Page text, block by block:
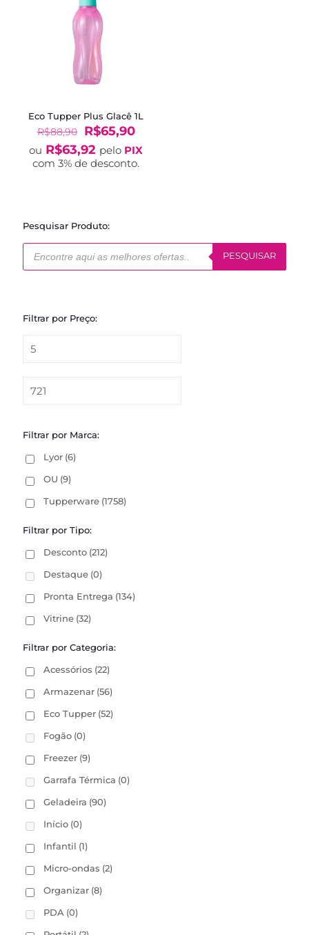
Eco Tupper Plus Glacê 1L
R$88,90
O
preço
original
era:
R$65,90O
preço
atual
é:
ou R$63,92 pelo PIX
com 3% de desconto.
Pesquisar Produto:
Pesquisar
produtos
PESQUISAR
Filtrar por Preço:
Filtrar por Marca:
Lyor (6)
OU (9)
Tupperware (1758)
Filtrar por Tipo:
Desconto (212)
Destaque (0)
Pronta Entrega (134)
Vitrine (32)
Filtrar por Categoria:
Acessórios (22)
Armazenar (56)
Eco Tupper (52)
Fogão (0)
Freezer (9)
Garrafa Térmica (0)
Geladeira (90)
Início (0)
Infantil (1)
Micro-ondas (2)
Organizar (8)
PDA (0)